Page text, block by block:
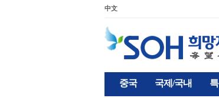
中文
중국 국제/국내